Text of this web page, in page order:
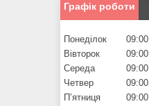
Графік роботи
Понеділок 09:00
Вівторок
09:00
Середа
09:00
Четвер
09:00
Пʼятниця
09:00